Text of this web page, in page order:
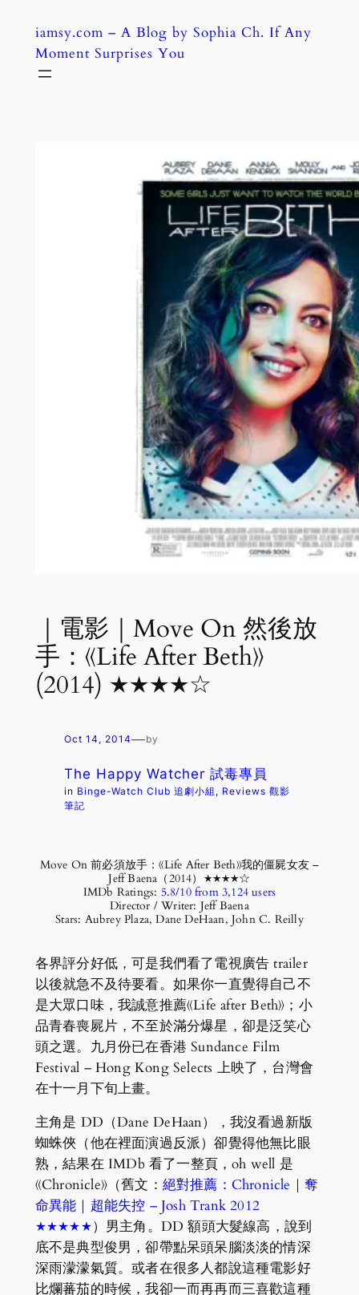
content
iamsy.com – A Blog by Sophia Ch. If Any
Moment Surprises You
｜電影｜Move On 然後放
手：《Life After Beth》
(2014) ★★★★☆
Oct 14, 2014—by
The Happy Watcher 試毒專員
in Binge-Watch Club 追劇小組 , Reviews 觀影
筆記
Move On 前必須放手：《Life After Beth》我的僵屍女友 –
Jeff Baena（2014）★★★★☆
IMDb Ratings: 5.8/10 from 3,124 users
Director / Writer: Jeff Baena
Stars: Aubrey Plaza, Dane DeHaan, John C. Reilly
各界評分好低，可是我們看了電視廣告 trailer
以後就急不及待要看。如果你一直覺得自己不
是大眾口味，我誠意推薦《Life after Beth》；小
品青春喪屍片，不至於滿分爆星，卻是泛笑心
頭之選。九月份已在香港 Sundance Film
Festival – Hong Kong Selects 上映了，台灣會
在十一月下旬上畫。
主角是 DD（Dane DeHaan），我沒看過新版
蜘蛛俠（他在裡面演過反派）卻覺得他無比眼
熟，結果在 IMDb 看了一整頁，oh well 是
《Chronicle》（舊文： 絕對推薦：Chronicle｜奪
命異能｜超能失控 – Josh Trank 2012
★★★★★）男主角。DD 額頭大髮線高，說到
底不是典型俊男，卻帶點呆頭呆腦淡淡的情深
深雨濛濛氣質。或者在很多人都說這種電影好
比爛蕃茄的時候，我卻一而再再而三喜歡這種